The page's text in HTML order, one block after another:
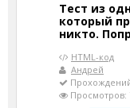
Тест из
который
никто.
HTML-код
Андрей
Просмотров: